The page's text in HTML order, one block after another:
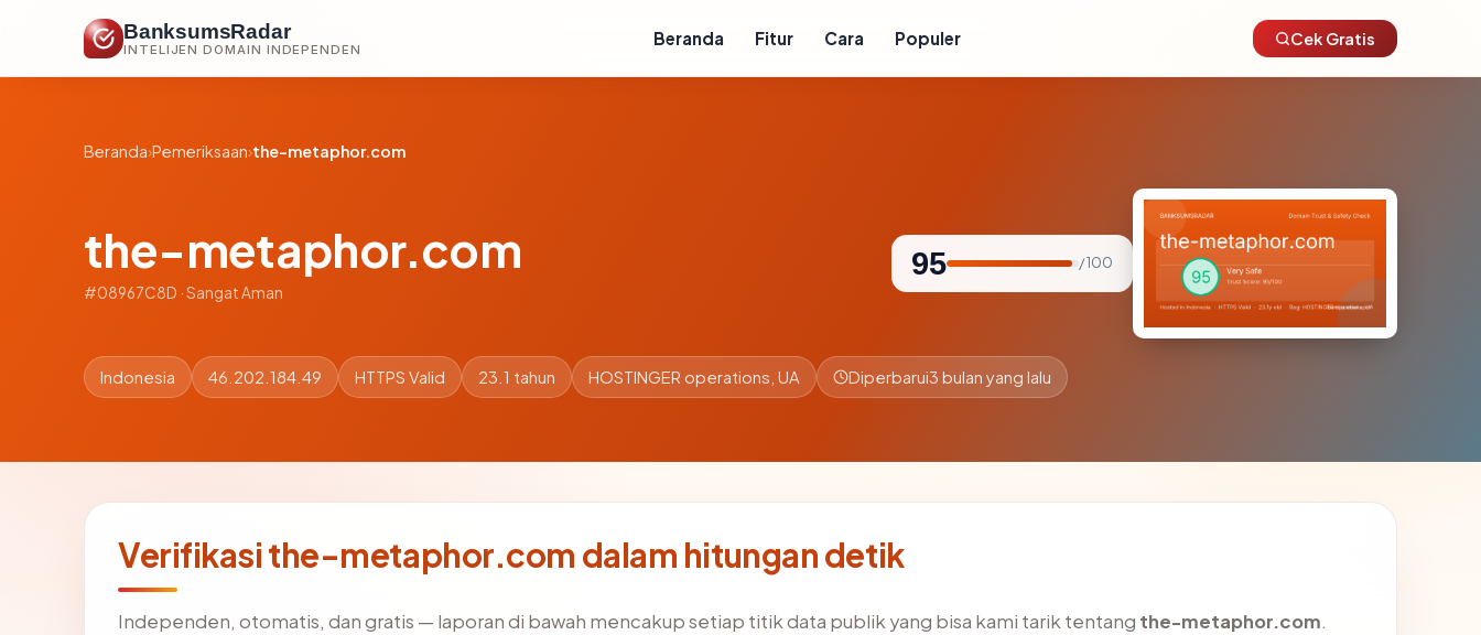
BanksumsRadar
INTELIJEN DOMAIN INDEPENDEN
Beranda Fitur Cara Populer Cek Gratis
Beranda›Pemeriksaan›the-metaphor.com
the-metaphor.com
#08967C8D · Sangat Aman
95 / 100
Indonesia 46.202.184.49 HTTPS Valid 23.1 tahun HOSTINGER operations, UA Diperbarui3 bulan yang lalu
Verifikasi the-metaphor.com dalam hitungan detik
Independen, otomatis, dan gratis — laporan di bawah mencakup setiap titik data publik yang bisa kami tarik tentang the-metaphor.com.